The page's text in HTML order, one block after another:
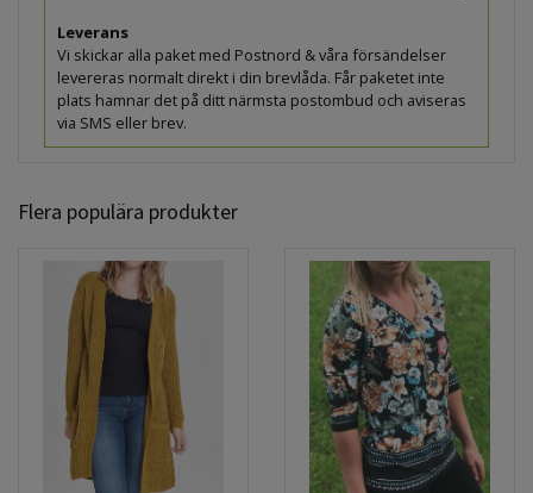
Leverans
Vi skickar alla paket med Postnord & våra försändelser
levereras normalt direkt i din brevlåda. Får paketet inte
plats hamnar det på ditt närmsta postombud och aviseras
via SMS eller brev.
Flera populära produkter